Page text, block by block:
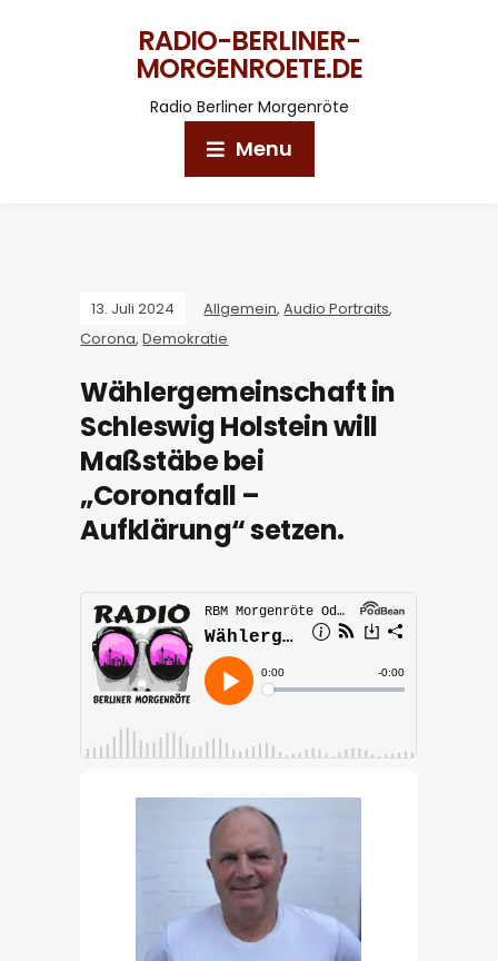
RADIO-BERLINER-
MORGENROETE.DE
Radio Berliner Morgenröte
Menu
13. Juli 2024 Allgemein,Audio Portraits,
Corona,Demokratie
Wählergemeinschaft in
Schleswig Holstein will
Maßstäbe bei
„Coronafall –
Aufklärung“ setzen.